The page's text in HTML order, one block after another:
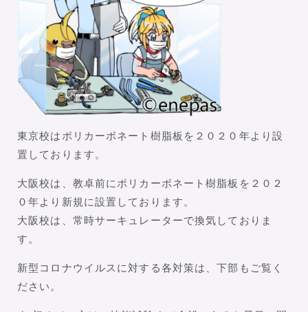
東京校はポリカーボネート樹脂板を２０２０年より設
置しております。
大阪校は、教卓前にポリカーボネート樹脂板を２０２
０年より新規に設置しております。
大阪校は、常時サーキュレーターで換気しておりま
す。
新型コロナウイルスに対する各対策は、下部もご覧く
ださい。